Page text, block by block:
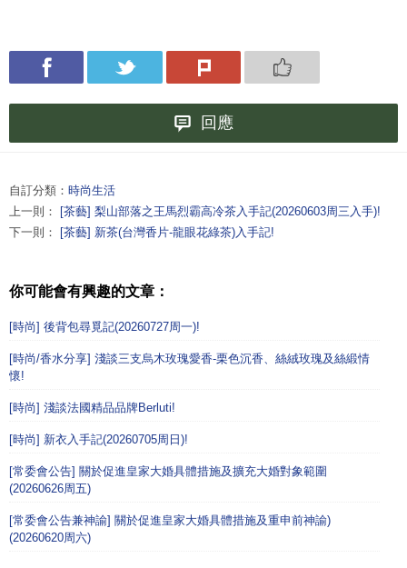
回應
自訂分類： 時尚生活
上一則：
[茶藝] 梨山部落之王馬烈霸高冷茶入手記(20260603周三入手)!
下一則：
[茶藝] 新茶(台灣香片-龍眼花綠茶)入手記!
你可能會有興趣的文章：
[時尚] 後背包尋覓記(20260727周一)!
[時尚/香水分享] 淺談三支烏木玫瑰愛香-栗色沉香、絲絨玫瑰及絲緞情
懷!
[時尚] 淺談法國精品品牌Berluti!
[時尚] 新衣入手記(20260705周日)!
[常委會公告] 關於促進皇家大婚具體措施及擴充大婚對象範圍
(20260626周五)
[常委會公告兼神諭] 關於促進皇家大婚具體措施及重申前神諭)
(20260620周六)